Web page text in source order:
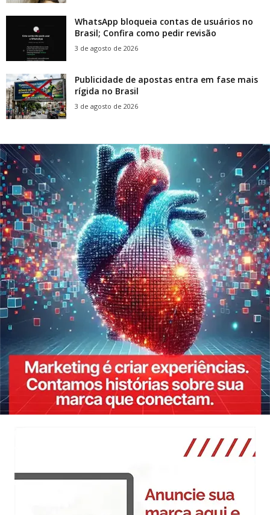
WhatsApp bloqueia contas de usuários no
Brasil; Confira como pedir revisão
3 de agosto de 2026
Publicidade de apostas entra em fase mais
rígida no Brasil
3 de agosto de 2026